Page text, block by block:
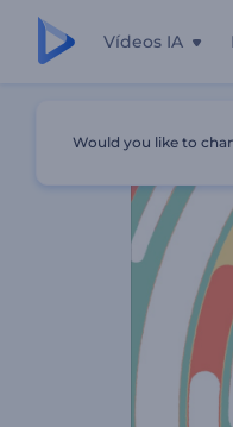
Vídeos IA
Would you like to